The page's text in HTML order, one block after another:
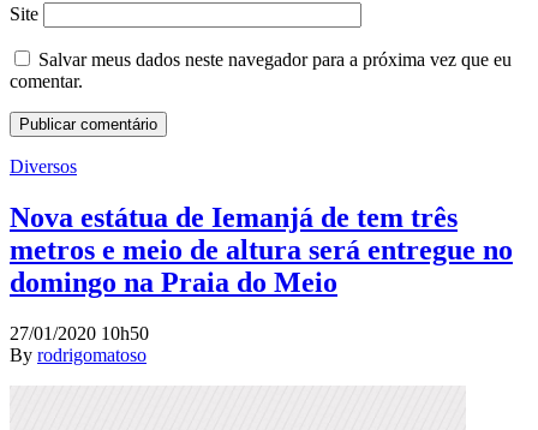
Site
Salvar meus dados neste navegador para a próxima vez que eu
comentar.
Diversos
Nova estátua de Iemanjá de tem três
metros e meio de altura será entregue no
domingo na Praia do Meio
27/01/2020 10h50
By rodrigomatoso